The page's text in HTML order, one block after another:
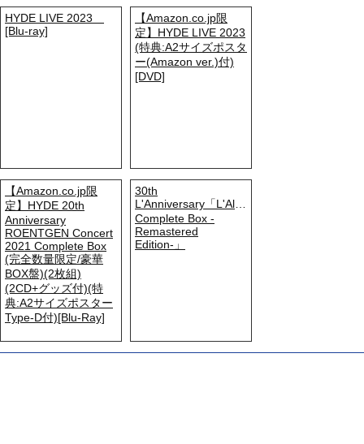
HYDE LIVE 2023
[Blu-ray]
【Amazon.co.jp限
定】HYDE LIVE 2023
(特典:A2サイズポスタ
ー(Amazon ver.)付)
[DVD]
【Amazon.co.jp限
定】HYDE 20th
Anniversary
ROENTGEN Concert
2021 Complete Box
(完全数量限定/豪華
BOX盤)(2枚組)
(2CD+グッズ付)(特
典:A2サイズポスター
Type-D付)[Blu-Ray]
30th
L'Anniversary「L'Album
Complete Box -
Remastered
Edition-」